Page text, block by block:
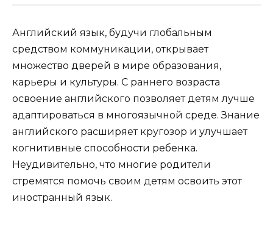
Английский язык, будучи глобальным
средством коммуникации, открывает
множество дверей в мире образования,
карьеры и культуры. С раннего возраста
освоение английского позволяет детям лучше
адаптироваться в многоязычной среде. Знание
английского расширяет кругозор и улучшает
когнитивные способности ребенка.
Неудивительно, что многие родители
стремятся помочь своим детям освоить этот
иностранный язык.